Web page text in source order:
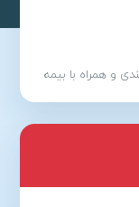
و همراه با بیمه